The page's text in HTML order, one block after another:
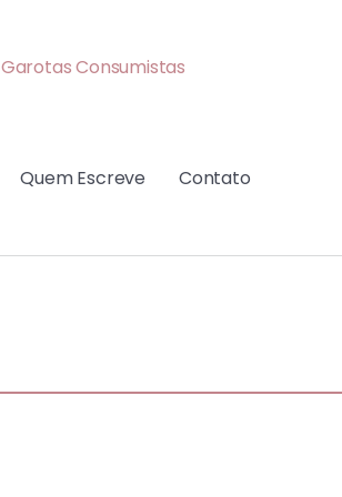
Garotas Consumistas
Quem Escreve Contato